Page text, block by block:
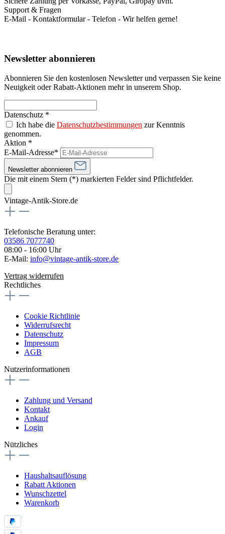
Support & Fragen
E-Mail - Kontaktformular - Telefon - Wir helfen gerne!
Newsletter abonnieren
Abonnieren Sie den kostenlosen Newsletter und verpassen Sie keine
Neuigkeit oder Rabatt-Aktionen mehr in unserem Shop.
Datenschutz *
Ich habe die Datenschutzbestimmungen zur Kenntnis
genommen.
Aktion *
E-Mail-Adresse*
Newsletter abonnieren
Die mit einem Stern (*) markierten Felder sind Pflichtfelder.
Vintage-Antik-Store.de
Telefonische Beratung unter:
03586 7077740
08:00 - 16:00 Uhr
E-Mail: info@vintage-antik-store.de
Vertrag widerrufen
Rechtliches
Cookie Richtlinie
Widerrufsrecht
Datenschutz
Impressum
AGB
Nutzerinformationen
Zahlung und Versand
Kontakt
Ankauf
Login
Nützliches
Haushaltsauflösung
Rabatt Aktionen
Wunschzettel
Warenkorb